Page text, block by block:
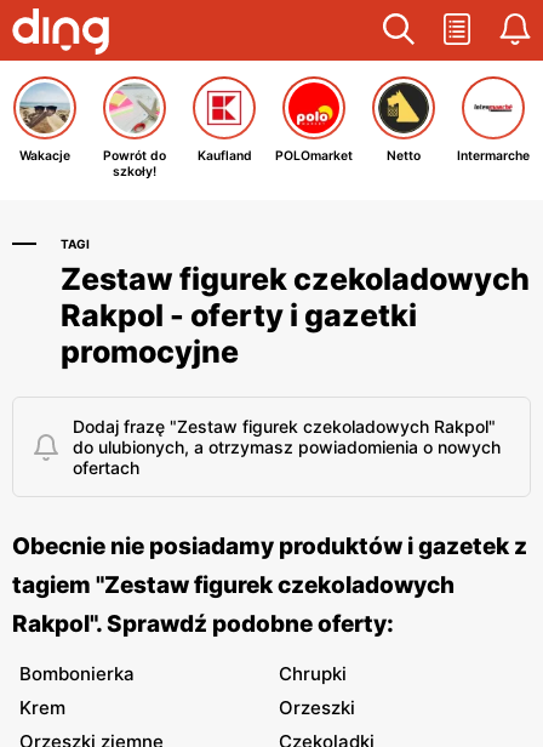
Wakacje
Powrót do
szkoły!
Kaufland POLOmarket Netto Intermarche
TAGI
Zestaw figurek czekoladowych
Rakpol - oferty i gazetki
promocyjne
Dodaj frazę "Zestaw figurek czekoladowych Rakpol"
do ulubionych, a otrzymasz powiadomienia o nowych
ofertach
Obecnie nie posiadamy produktów i gazetek z
tagiem "Zestaw figurek czekoladowych
Rakpol". Sprawdź podobne oferty:
Bombonierka
Chrupki
Krem
Orzeszki
Orzeszki ziemne
Czekoladki